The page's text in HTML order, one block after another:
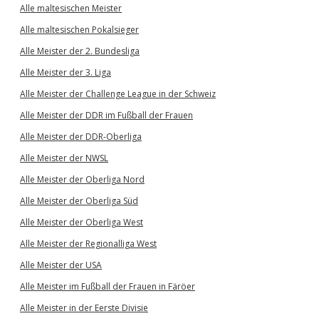
Alle maltesischen Meister
Alle maltesischen Pokalsieger
Alle Meister der 2. Bundesliga
Alle Meister der 3. Liga
Alle Meister der Challenge League in der Schweiz
Alle Meister der DDR im Fußball der Frauen
Alle Meister der DDR-Oberliga
Alle Meister der NWSL
Alle Meister der Oberliga Nord
Alle Meister der Oberliga Süd
Alle Meister der Oberliga West
Alle Meister der Regionalliga West
Alle Meister der USA
Alle Meister im Fußball der Frauen in Färöer
Alle Meister in der Eerste Divisie